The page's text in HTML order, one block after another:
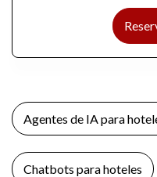
Agentes de IA para
Chatbots para hoteles